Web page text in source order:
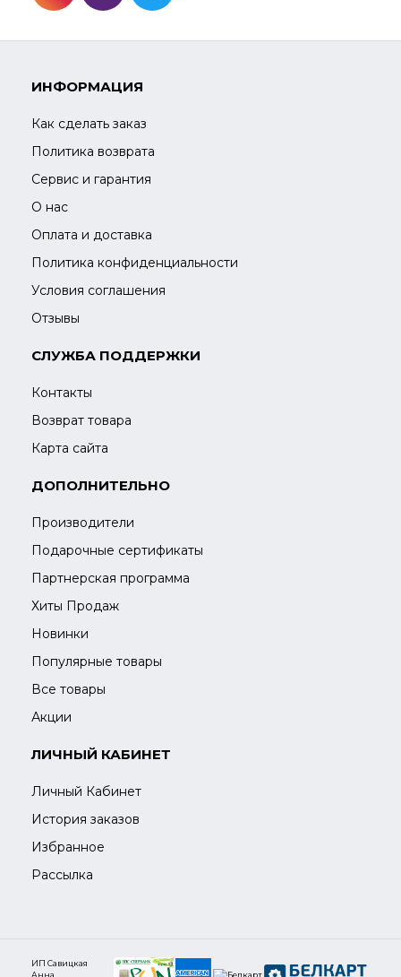
ИНФОРМАЦИЯ
Как сделать заказ
Политика возврата
Сервис и гарантия
О нас
Оплата и доставка
Политика конфиденциальности
Условия соглашения
Отзывы
СЛУЖБА ПОДДЕРЖКИ
Контакты
Возврат товара
Карта сайта
ДОПОЛНИТЕЛЬНО
Производители
Подарочные сертификаты
Партнерская программа
Хиты Продаж
Новинки
Популярные товары
Все товары
Акции
ЛИЧНЫЙ КАБИНЕТ
Личный Кабинет
История заказов
Избранное
Рассылка
ИП Савицкая
Анна